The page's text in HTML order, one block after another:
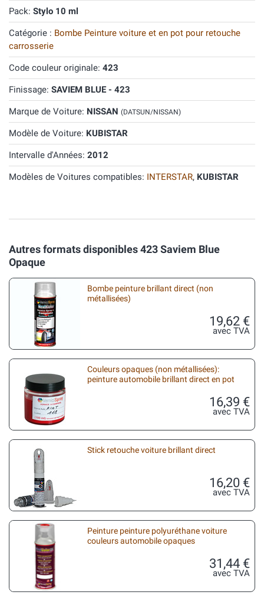
Pack: Stylo 10 ml
Catégorie : Bombe Peinture voiture et en pot pour retouche
carrosserie
Code couleur originale: 423
Finissage: SAVIEM BLUE - 423
Marque de Voiture: NISSAN (DATSUN/NISSAN)
Modèle de Voiture: KUBISTAR
Intervalle d'Années: 2012
Modèles de Voitures compatibles: INTERSTAR, KUBISTAR
Autres formats disponibles 423 Saviem Blue
Opaque
Bombe peinture brillant direct (non
métallisées)
19,62 €
avec TVA
Couleurs opaques (non métallisées):
peinture automobile brillant direct en pot
16,39 €
avec TVA
Stick retouche voiture brillant direct
16,20 €
avec TVA
Peinture peinture polyuréthane voiture
couleurs automobile opaques
31,44 €
avec TVA